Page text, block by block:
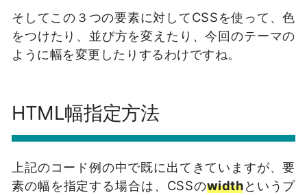
そしてこの３つの要素に対してCSSを使って、色
をつけたり、並び方を変えたり、今回のテーマの
ように幅を変更したりするわけですね。
HTML幅指定方法
上記のコード例の中で既に出てきていますが、要
素の幅を指定する場合は、CSSのwidthというプ